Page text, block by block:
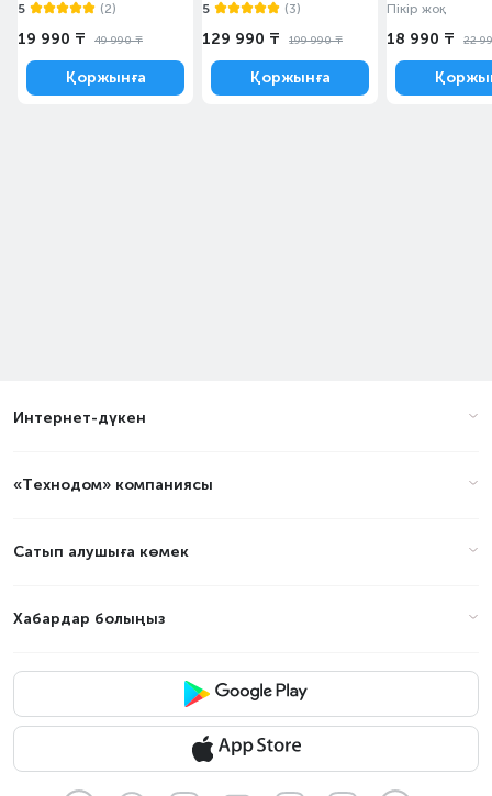
5
(2)
19 990 ₸ 49 990 ₸
Қоржынға
5
(3)
129 990 ₸ 199 990 ₸
Қоржынға
Пікір жоқ
18 990 ₸ 22
Интернет-дүкен
«Технодом» компаниясы
Сатып алушыға көмек
Хабардар болыңыз